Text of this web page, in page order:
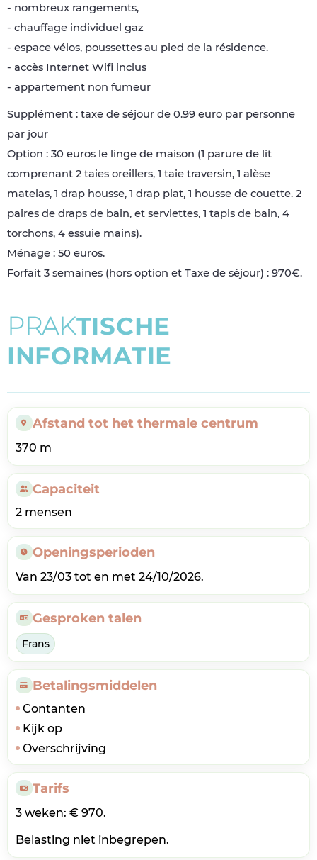
- nombreux rangements,
- chauffage individuel gaz
- espace vélos, poussettes au pied de la résidence.
- accès Internet Wifi inclus
- appartement non fumeur
Supplément : taxe de séjour de 0.99 euro par personne
par jour
Option : 30 euros le linge de maison (1 parure de lit
comprenant 2 taies oreillers, 1 taie traversin, 1 alèse
matelas, 1 drap housse, 1 drap plat, 1 housse de couette. 2
paires de draps de bain, et serviettes, 1 tapis de bain, 4
torchons, 4 essuie mains).
Ménage : 50 euros.
Forfait 3 semaines (hors option et Taxe de séjour) : 970€.
PRAKTISCHE
INFORMATIE
Afstand tot het thermale centrum
370 m
Capaciteit
2 mensen
Openingsperioden
Van 23/03 tot en met 24/10/2026.
Gesproken talen
Frans
Betalingsmiddelen
Contanten
Kijk op
Overschrijving
Tarifs
3 weken: € 970.
Belasting niet inbegrepen.